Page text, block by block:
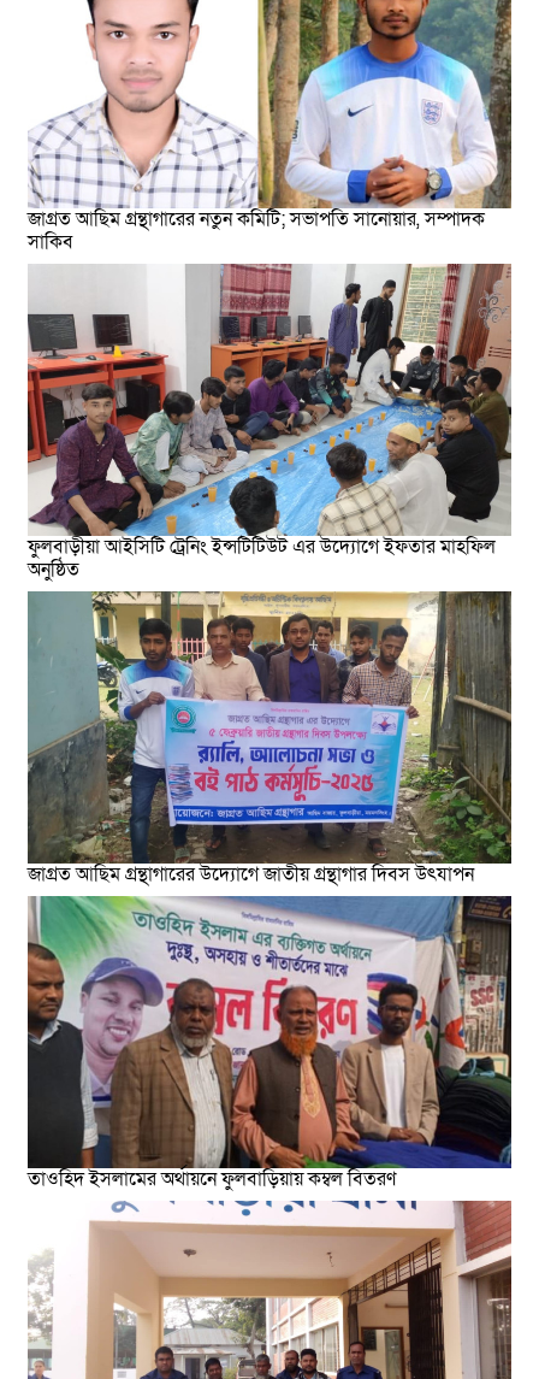
জাগ্রত আছিম গ্রন্থাগারের নতুন কমিটি; সভাপতি সানোয়ার, সম্পাদক
সাকিব
ফুলবাড়ীয়া আইসিটি ট্রেনিং ইন্সটিটিউট এর উদ্যোগে ইফতার মাহফিল
অনুষ্ঠিত
জাগ্রত আছিম গ্রন্থাগারের উদ্যোগে জাতীয় গ্রন্থাগার দিবস উৎযাপন
তাওহিদ ইসলামের অর্থায়নে ফুলবাড়িয়ায় কম্বল বিতরণ